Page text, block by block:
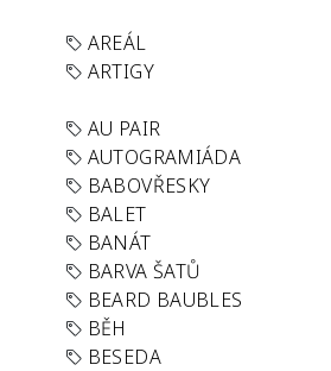
AREÁL
ARTIGY
AU PAIR
AUTOGRAMIÁDA
BABOVŘESKY
BALET
BANÁT
BARVA ŠATŮ
BEARD BAUBLES
BĚH
BESEDA